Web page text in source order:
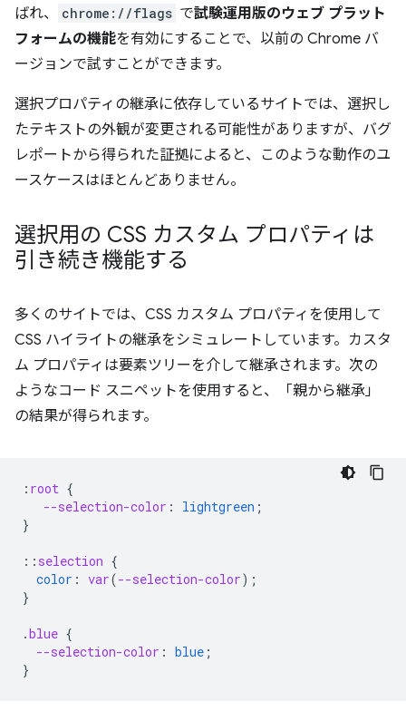
ばれ、
chrome://flags で試験運用版のウェブ プラット
フォームの機能を有効にすることで、以前の Chrome バ
ージョンで試すことができます。
選択プロパティの継承に依存しているサイトでは、選択し
たテキストの外観が変更される可能性がありますが、バグ
レポートから得られた証拠によると、このような動作のユ
ースケースはほとんどありません。
選択用の CSS カスタム プロパティは
引き続き機能する
多くのサイトでは、CSS カスタム プロパティを使用して
CSS ハイライトの継承をシミュレートしています。カスタ
ム プロパティは要素ツリーを介して継承されます。次の
ようなコード スニペットを使用すると、「親から継承」
の結果が得られます。
: root {
--selection-color : lightgreen ;
}
:: selection {
color : var(--selection-color);
}
.blue {
--selection-color : blue ;
}